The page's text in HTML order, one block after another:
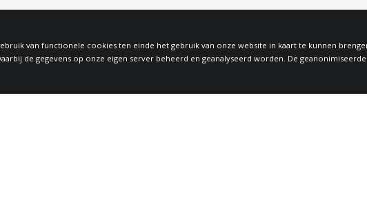
van functionele cookies ten einde het gebruik van onze website in kaart te kunnen
de gegevens op onze eigen server beheerd en geanalyseerd worden. De